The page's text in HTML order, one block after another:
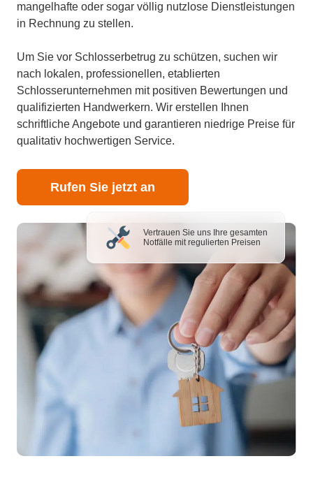
mangelhafte oder sogar völlig nutzlose Dienstleistungen
in Rechnung zu stellen.
Um Sie vor Schlosserbetrug zu schützen, suchen wir
nach lokalen, professionellen, etablierten
Schlosserunternehmen mit positiven Bewertungen und
qualifizierten Handwerkern. Wir erstellen Ihnen
schriftliche Angebote und garantieren niedrige Preise für
qualitativ hochwertigen Service.
Rufen Sie jetzt an
Vertrauen Sie uns Ihre gesamten
Notfälle mit regulierten Preisen